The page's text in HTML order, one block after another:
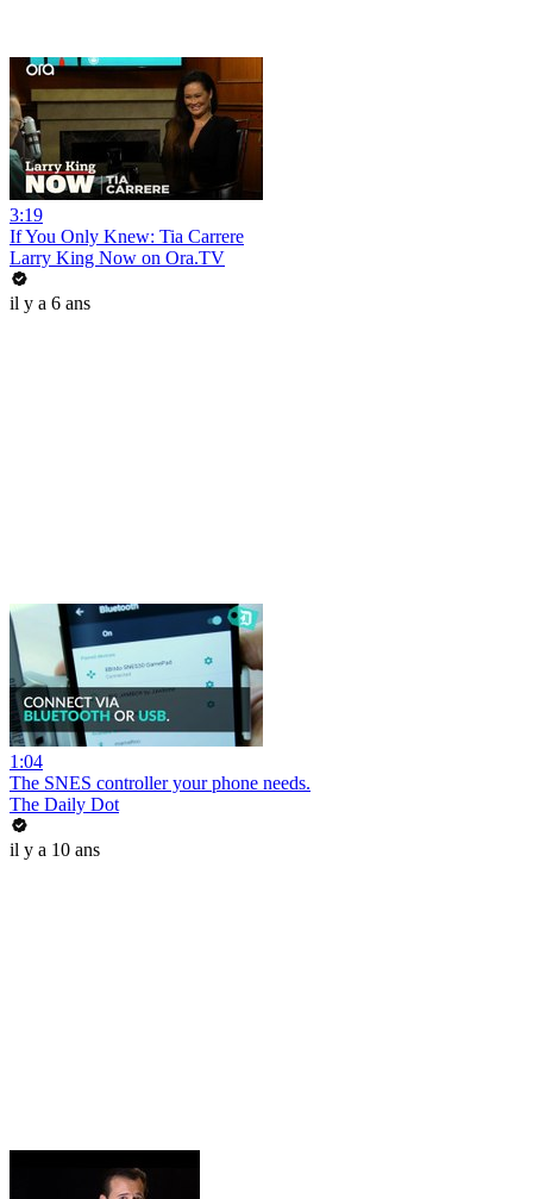
3:19
If You Only Knew: Tia Carrere
Larry King Now on Ora.TV
il y a 6 ans
1:04
The SNES controller your phone needs.
The Daily Dot
il y a 10 ans